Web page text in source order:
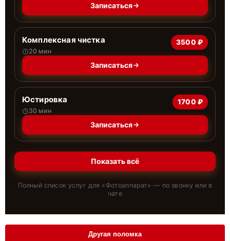
Записаться
Комплексная чистка
20 мин
3500 ₽
Записаться
Юстировка
30 мин
1700 ₽
Записаться
Показать всё
Полный список услуг для « Фотоаппарат» — по звонку или в
чате
Другая поломка